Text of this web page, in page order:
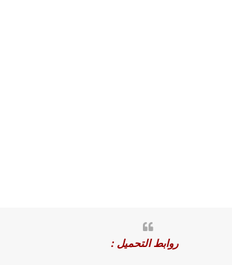
روابط التحميل :